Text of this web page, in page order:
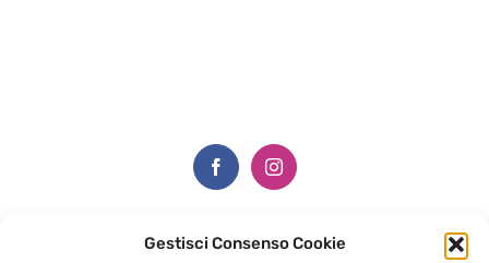
Gestisci Consenso Cookie